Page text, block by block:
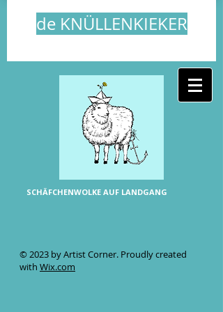
de KNÜLLENKIEKER
SCHÄFCHENWOLKE AUF LANDGANG
© 2023 by Artist Corner. Proudly created
with Wix.com